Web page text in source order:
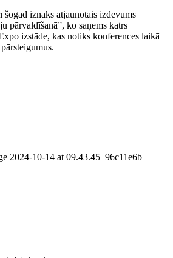
iznāks atjaunotais izdevums
pārvaldīšanā”, ko saņems katrs
izstāde, kas notiks konferences laikā